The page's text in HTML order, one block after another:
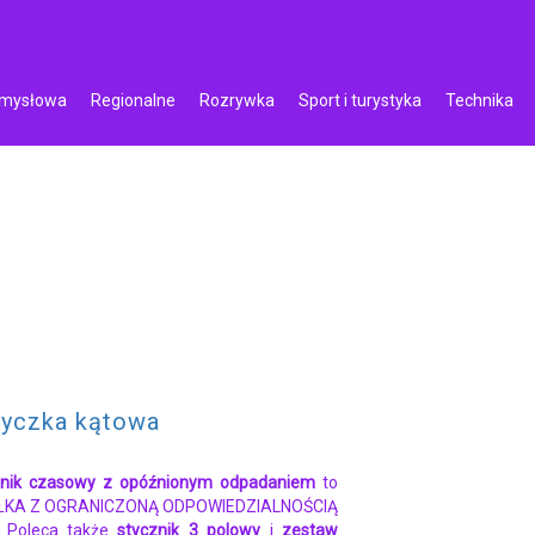
Regionalne Rozrywka Sport i turystyka
Technika
kątowa
czasowy z opóźnionym odpadaniem to
Z OGRANICZONĄ ODPOWIEDZIALNOŚCIĄ
Poleca takżestycznik 3 polowy i zestaw